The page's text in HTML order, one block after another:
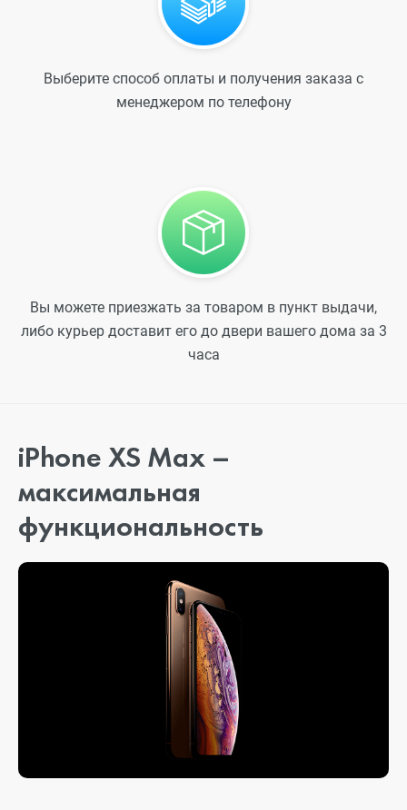
Выберите способ оплаты и получения заказа с
менеджером по телефону
Вы можете приезжать за товаром в пункт выдачи,
либо курьер доставит его до двери вашего дома за 3
часа
iPhone XS Max –
максимальная
функциональность